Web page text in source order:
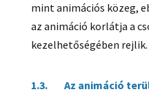
mint animációs közeg,
az animáció korlátja a
kezelhetőségében rejlik.
1.3. Az animáció